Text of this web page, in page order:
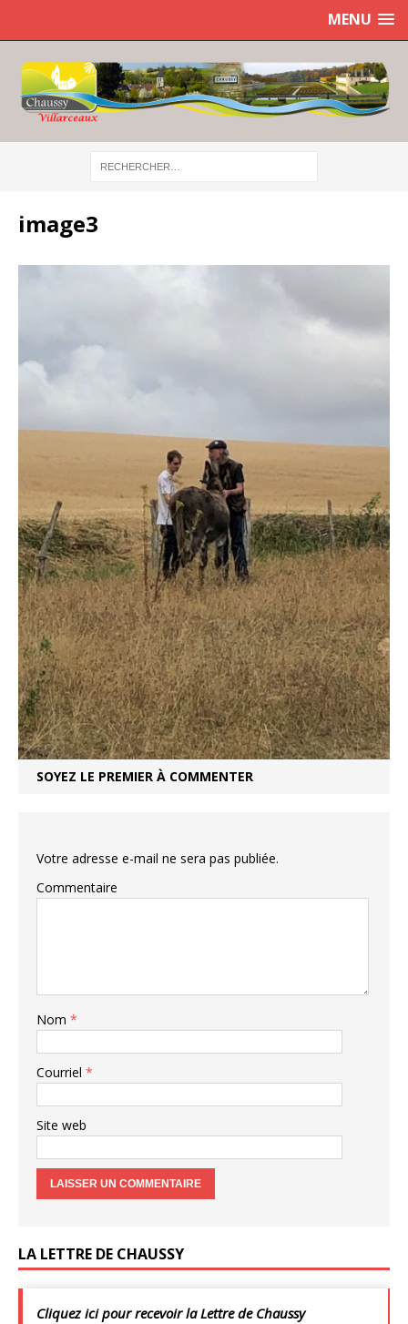
MENU
image3
SOYEZ LE PREMIER À COMMENTER
Votre adresse e-mail ne sera pas publiée.
Commentaire
Nom *
Courriel *
Site web
LA LETTRE DE CHAUSSY
Cliquez ici pour recevoir la Lettre de Chaussy